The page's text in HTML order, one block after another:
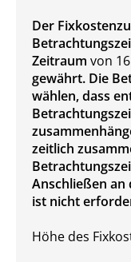
Der
Zeitraum von
gewährt. Die
wählen, dass
zeitlich
Anschließen an
ist nicht
Höhe des